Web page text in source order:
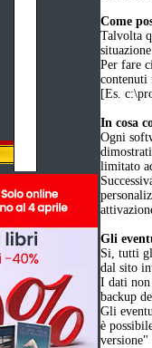
Come
Talvolta
Per fare
contenuti
[Es.
In cosa
Ogni
limitato
Gli
Si, tutti
dal sito
I dati
backup
Gli
è
versione"